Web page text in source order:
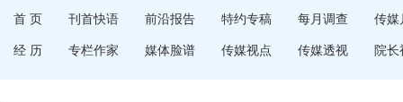
首 页 刊首快语 前沿报告 特约专稿 每月调查 传媒
经 历 专栏作家 媒体脸谱 传媒视点 传媒透视 院长